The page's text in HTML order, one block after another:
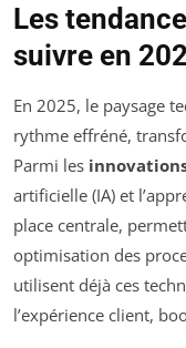
Les
suivre en
En 2025, le paysage
rythme effréné,
Parmi les
artificielle (IA) et
place centrale,
optimisation des
utilisent déjà ces
l’expérience client,